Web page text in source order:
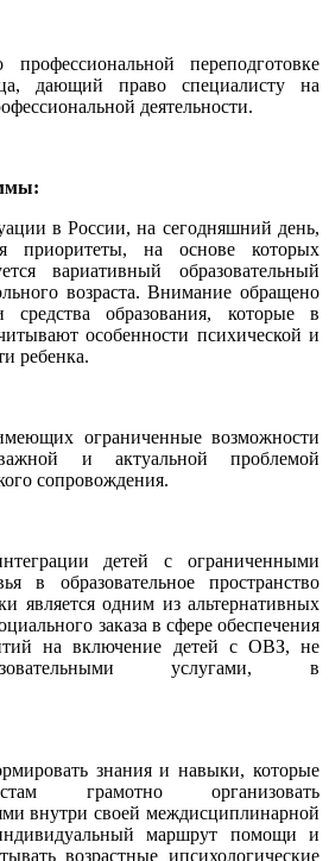
переподготовке
дающий право специалисту на
деятельности.
в России, на сегодняшний день,
приоритеты, на основе которых
вариативный образовательный
возраста. Внимание обращено
образования, которые в
особенности психической и
ребенка.
ограниченные возможности
и актуальной проблемой
сопровождения.
детей с ограниченными
в образовательное пространство
является одним из альтернативных
заказа в сфере обеспечения
на включение детей с ОВЗ, не
услугами, в
знания и навыки, которые
грамотно организовать
внутри своей междисциплинарной
маршрут помощи и
возрастные ипсихологические